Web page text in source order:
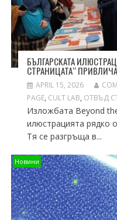
БЪЛГАРСКАТА
СТРАНИЦАТА“
APRIL 15, 2026
PAGE, CULT LAB, ОТВЪД
Изложбата Beyond
илюстрацията рядко
Тя се разгръща в...
Новини